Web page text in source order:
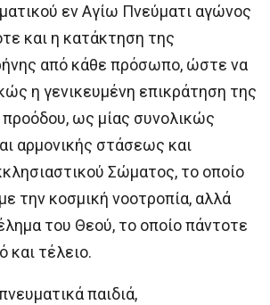
εν Αγίω Πνεύματι αγώνος
και η κατάκτηση της
από κάθε πρόσωπο, ώστε να
η γενικευμένη επικράτηση της
προόδου, ως μίας συνολικώς
αρμονικής στάσεως και
Σώματος, το οποίο
την κοσμική νοοτροπία, αλλά
του Θεού, το οποίο πάντοτε
και τέλειο.
παιδιά,